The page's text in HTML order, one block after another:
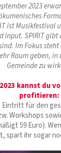
2023
ist Musikfestival
Input. SPIRIT gibt
Im Fokus
Raum geben,
Gemeinde zu
2023 kannst du
profitieren:
für den
Workshops
59 Euro).
spart ihr sogar